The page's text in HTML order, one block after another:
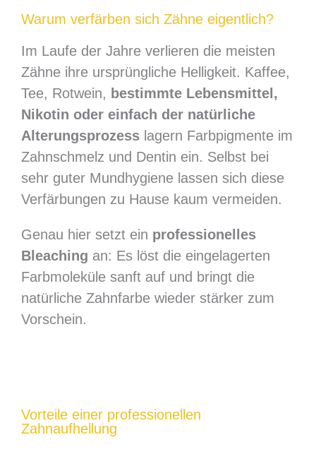
Warum verfärben sich Zähne eigentlich?
Im Laufe der Jahre verlieren die meisten
Zähne ihre ursprüngliche Helligkeit. Kaffee,
Tee, Rotwein, bestimmte Lebensmittel,
Nikotin oder einfach der natürliche
Alterungsprozess lagern Farbpigmente im
Zahnschmelz und Dentin ein. Selbst bei
sehr guter Mundhygiene lassen sich diese
Verfärbungen zu Hause kaum vermeiden.
Genau hier setzt ein professionelles
Bleaching an: Es löst die eingelagerten
Farbmoleküle sanft auf und bringt die
natürliche Zahnfarbe wieder stärker zum
Vorschein.
Vorteile einer professionellen
Zahnaufhellung